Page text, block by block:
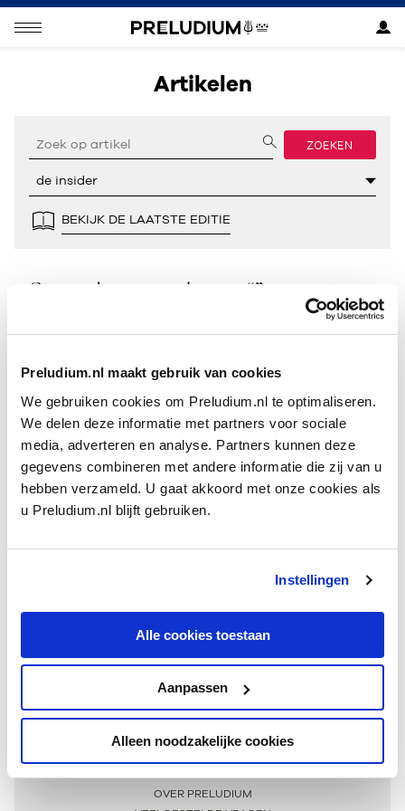
Preludium.nl maakt gebruik van cookies
We gebruiken cookies om Preludium.nl te optimaliseren.
We delen deze informatie met partners voor sociale
media, adverteren en analyse. Partners kunnen deze
gegevens combineren met andere informatie die zij van u
hebben verzameld. U gaat akkoord met onze cookies als
u Preludium.nl blijft gebruiken.
Instellingen
Alle cookies toestaan
Aanpassen
Alleen noodzakelijke cookies
Artikelen
ZOEKEN
BEKIJK DE LAATSTE EDITIE
Geen resultaten gevonden voor “”.
Meer informatie
OVER PRELUDIUM